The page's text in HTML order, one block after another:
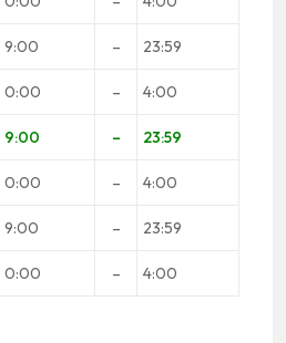
9:00 – 23:59
0:00 – 4:00
9:00 – 23:59
0:00 – 4:00
9:00 – 23:59
0:00 – 4:00